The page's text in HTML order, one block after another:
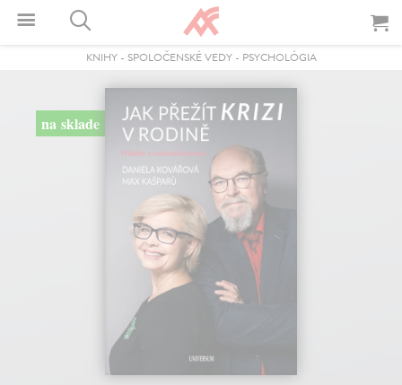
KNIHY- SPOLOČENSKÉ VEDY- PSYCHOLÓGIA
na sklade